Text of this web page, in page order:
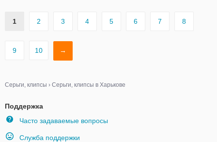
1 2 3 4 5 6 7 8
9 10 →
Серьги, клипсы › Серьги, клипсы в Харькове
Поддержка
Часто задаваемые вопросы
Служба поддержки